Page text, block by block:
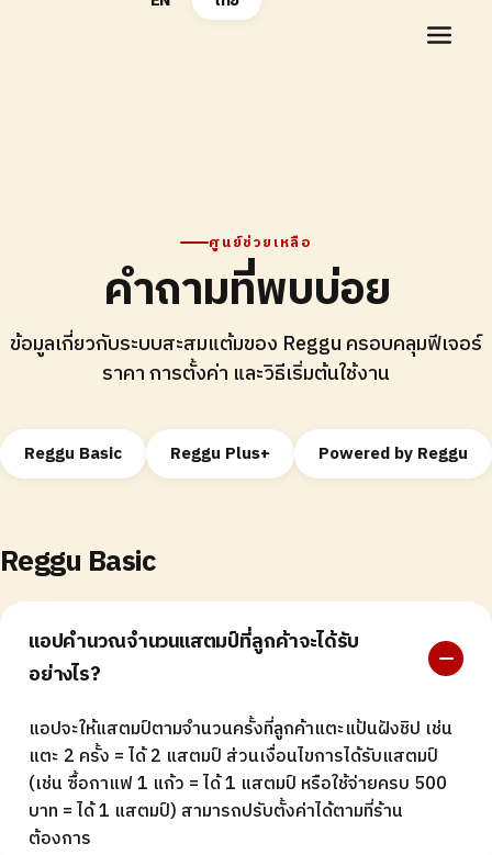
ศูนย์ช่วยเหลือ
คำถามที่พบบ่อย
ข้อมูลเกี่ยวกับระบบสะสมแต้มของ Reggu ครอบคลุมฟีเจอร์
ราคา การตั้งค่า และวิธีเริ่มต้นใช้งาน
Reggu Basic Reggu Plus+ Powered by Reggu
Reggu Basic
แอปคำนวณจำนวนแสตมป์ที่ลูกค้าจะได้รับ
อย่างไร?
แอปจะให้แสตมป์ตามจำนวนครั้งที่ลูกค้าแตะแป้นฝังชิป เช่น
แตะ 2 ครั้ง = ได้ 2 แสตมป์ ส่วนเงื่อนไขการได้รับแสตมป์
(เช่น ซื้อกาแฟ 1 แก้ว = ได้ 1 แสตมป์ หรือใช้จ่ายครบ 500
บาท = ได้ 1 แสตมป์) สามารถปรับตั้งค่าได้ตามที่ร้าน
ต้องการ